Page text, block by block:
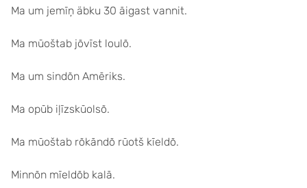
Ma um jemīņ äbku 30 āigast vannit.
Ma mūoštab jõvīst loulõ.
Ma um sindõn Amēriks.
Ma opūb iļīzskūolsõ.
Ma mūoštab rõkāndõ rūotš kīeldõ.
Minnõn mīeldõb kalā.